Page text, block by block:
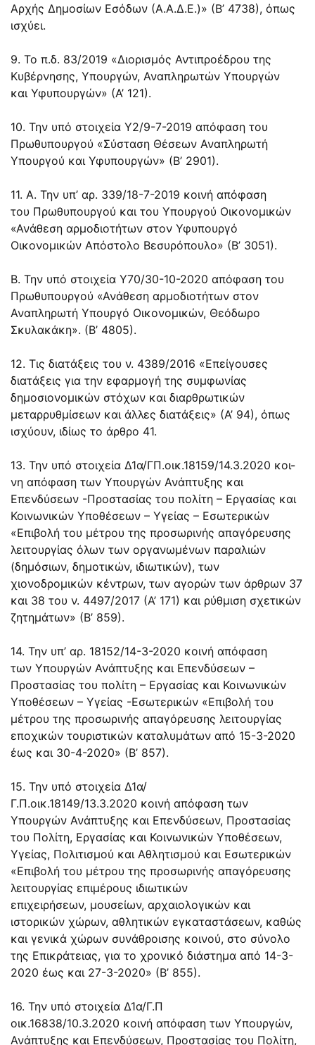
Αρχής Δημοσίων Εσόδων (Α.Α.Δ.Ε.)» (Β’ 4738), όπως
ισχύει.
9. Το π.δ. 83/2019 «Διορισμός Αντιπροέδρου της
Κυβέρνησης, Υπουργών, Αναπληρωτών Υπουργών
και Υφυπουργών» (Α’ 121).
10. Την υπό στοιχεία Υ2/9-7-2019 απόφαση του
Πρωθυπουργού «Σύσταση Θέσεων Αναπληρωτή
Υπουργού και Υφυπουργών» (Β’ 2901).
11. Α. Την υπ’ αρ. 339/18-7-2019 κοινή απόφαση
του Πρωθυπουργού και του Υπουργού Οικονομικών
«Ανάθεση αρμοδιοτήτων στον Υφυπουργό
Οικονομικών Απόστολο Βεσυρόπουλο» (Β’ 3051).
Β. Την υπό στοιχεία Υ70/30-10-2020 απόφαση του
Πρωθυπουργού «Ανάθεση αρμοδιοτήτων στον
Αναπληρωτή Υπουργό Οικονομικών, Θεόδωρο
Σκυλακάκη». (Β’ 4805).
12. Τις διατάξεις του ν. 4389/2016 «Επείγουσες
διατάξεις για την εφαρμογή της συμφωνίας
δημοσιονομικών στόχων και διαρθρωτικών
μεταρρυθμίσεων και άλλες διατάξεις» (Α’ 94), όπως
ισχύουν, ιδίως το άρθρο 41.
13. Την υπό στοιχεία Δ1α/ΓΠ.οικ.18159/14.3.2020 κοι-
νη απόφαση των Υπουργών Ανάπτυξης και
Επενδύσεων -Προστασίας του πολίτη – Εργασίας και
Κοινωνικών Υποθέσεων – Υγείας – Εσωτερικών
«Επιβολή του μέτρου της προσωρινής απαγόρευσης
λειτουργίας όλων των οργανωμένων παραλιών
(δημόσιων, δημοτικών, ιδιωτικών), των
χιονοδρομικών κέντρων, των αγορών των άρθρων 37
και 38 του ν. 4497/2017 (Α’ 171) και ρύθμιση σχετικών
ζητημάτων» (Β’ 859).
14. Την υπ’ αρ. 18152/14-3-2020 κοινή απόφαση
των Υπουργών Ανάπτυξης και Επενδύσεων –
Προστασίας του πολίτη – Εργασίας και Κοινωνικών
Υποθέσεων – Υγείας -Εσωτερικών «Επιβολή του
μέτρου της προσωρινής απαγόρευσης λειτουργίας
εποχικών τουριστικών καταλυμάτων από 15-3-2020
έως και 30-4-2020» (Β’ 857).
15. Την υπό στοιχεία Δ1α/
Γ.Π.οικ.18149/13.3.2020 κοινή απόφαση των
Υπουργών Ανάπτυξης και Επενδύσεων, Προστασίας
του Πολίτη, Εργασίας και Κοινωνικών Υποθέσεων,
Υγείας, Πολιτισμού και Αθλητισμού και Εσωτερικών
«Επιβολή του μέτρου της προσωρινής απαγόρευσης
λειτουργίας επιμέρους ιδιωτικών
επιχειρήσεων, μουσείων, αρχαιολογικών και
ιστορικών χώρων, αθλητικών εγκαταστάσεων, καθώς
και γενικά χώρων συνάθροισης κοινού, στο σύνολο
της Επικράτειας, για το χρονικό διάστημα από 14-3-
2020 έως και 27-3-2020» (Β’ 855).
16. Την υπό στοιχεία Δ1α/Γ.Π
οικ.16838/10.3.2020 κοινή απόφαση των Υπουργών,
Ανάπτυξης και Επενδύσεων, Προστασίας του Πολίτη,